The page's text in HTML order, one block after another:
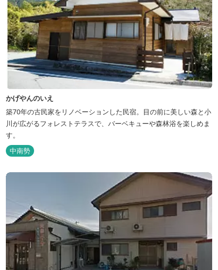
かげやんのいえ
築70年の古民家をリノベーションした民宿。目の前に美しい森と小
川が広がるフォレストテラスで、バーベキューや森林浴を楽しめま
す。
中南勢